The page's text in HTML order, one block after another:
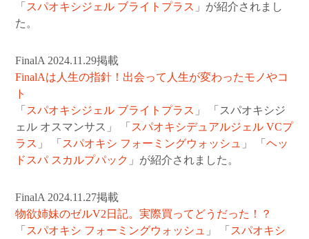
「 スパオキシジェル ブライトプラス 」が紹介されまし
た。
FinalA 2024.11.29掲載
FinalAは人生の指針！出会って人生が変わったモノやコ
ト
「 スパオキシジェル ブライトプラス 」 「スパオキシジ
ェル オスマンサス」 「 スパオキシデュアルジェル VCプ
ラス 」 「 スパオキシ フォーミングウォッシュ 」 「ヘッ
ドスパ スカルプパック 」が紹介されました。
FinalA 2024.11.27掲載
物欲姉妹のゼルV2日記。実際買ってどうだった！？
「 スパオキシ フォーミングウォッシュ 」 「 スパオキシ